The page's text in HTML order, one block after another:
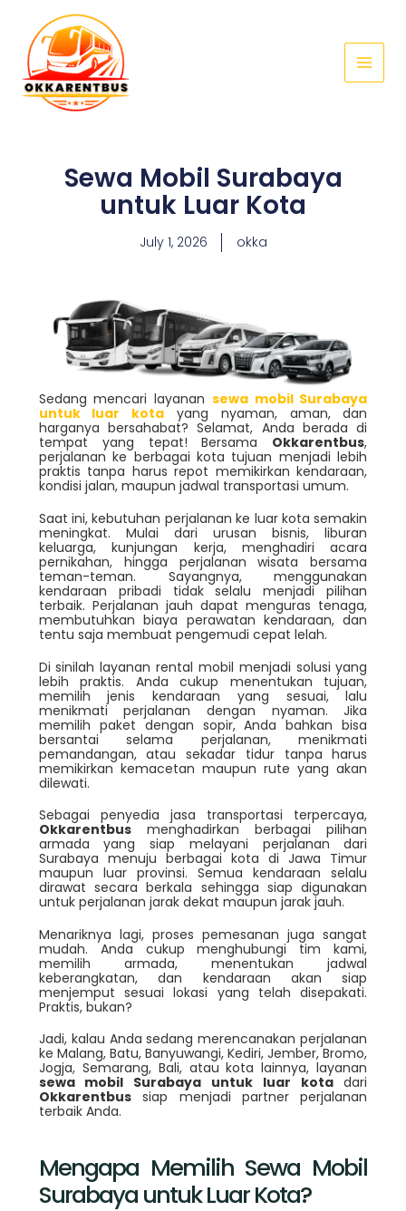
content
Menu
Sewa Mobil Surabaya
untuk Luar Kota
July 1, 2026 okka
Sedang mencari layanan sewa mobil Surabaya
untuk luar kota yang nyaman, aman, dan
harganya bersahabat? Selamat, Anda berada di
tempat yang tepat! Bersama Okkarentbus,
perjalanan ke berbagai kota tujuan menjadi lebih
praktis tanpa harus repot memikirkan kendaraan,
kondisi jalan, maupun jadwal transportasi umum.
Saat ini, kebutuhan perjalanan ke luar kota semakin
meningkat. Mulai dari urusan bisnis, liburan
keluarga, kunjungan kerja, menghadiri acara
pernikahan, hingga perjalanan wisata bersama
teman-teman. Sayangnya, menggunakan
kendaraan pribadi tidak selalu menjadi pilihan
terbaik. Perjalanan jauh dapat menguras tenaga,
membutuhkan biaya perawatan kendaraan, dan
tentu saja membuat pengemudi cepat lelah.
Di sinilah layanan rental mobil menjadi solusi yang
lebih praktis. Anda cukup menentukan tujuan,
memilih jenis kendaraan yang sesuai, lalu
menikmati perjalanan dengan nyaman. Jika
memilih paket dengan sopir, Anda bahkan bisa
bersantai selama perjalanan, menikmati
pemandangan, atau sekadar tidur tanpa harus
memikirkan kemacetan maupun rute yang akan
dilewati.
Sebagai penyedia jasa transportasi terpercaya,
Okkarentbusmenghadirkan berbagai pilihan
armada yang siap melayani perjalanan dari
Surabaya menuju berbagai kota di Jawa Timur
maupun luar provinsi. Semua kendaraan selalu
dirawat secara berkala sehingga siap digunakan
untuk perjalanan jarak dekat maupun jarak jauh.
Menariknya lagi, proses pemesanan juga sangat
mudah. Anda cukup menghubungi tim kami,
memilih armada, menentukan jadwal
keberangkatan, dan kendaraan akan siap
menjemput sesuai lokasi yang telah disepakati.
Praktis, bukan?
Jadi, kalau Anda sedang merencanakan perjalanan
ke Malang, Batu, Banyuwangi, Kediri, Jember, Bromo,
Jogja, Semarang, Bali, atau kota lainnya, layanan
sewa mobil Surabaya untuk luar kotadari
Okkarentbussiap menjadi partner perjalanan
terbaik Anda.
Mengapa Memilih Sewa Mobil
Surabaya untuk Luar Kota?